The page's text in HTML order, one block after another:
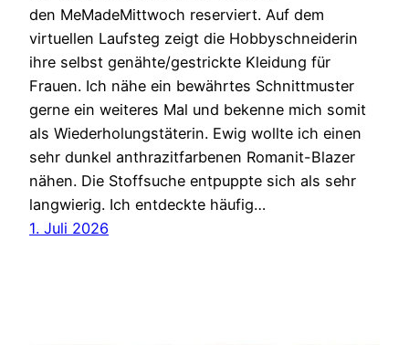
den MeMadeMittwoch reserviert. Auf dem
virtuellen Laufsteg zeigt die Hobbyschneiderin
ihre selbst genähte/gestrickte Kleidung für
Frauen. Ich nähe ein bewährtes Schnittmuster
gerne ein weiteres Mal und bekenne mich somit
als Wiederholungstäterin. Ewig wollte ich einen
sehr dunkel anthrazitfarbenen Romanit-Blazer
nähen. Die Stoffsuche entpuppte sich als sehr
langwierig. Ich entdeckte häufig…
1. Juli 2026